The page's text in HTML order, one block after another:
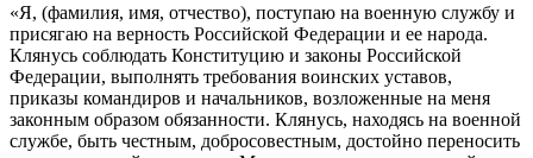
«Я, (фамилия, имя, отчество), поступаю на военную службу и
присягаю на верность Российской Федерации и ее народа.
Клянусь соблюдать Конституцию и законы Российской
Федерации, выполнять требования воинских уставов,
приказы командиров и начальников, возложенные на меня
законным образом обязанности. Клянусь, находясь на военной
службе, быть честным, добросовестным, достойно переносить